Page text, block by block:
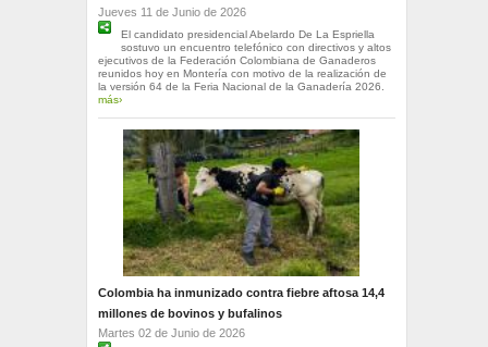
Jueves 11 de Junio de 2026
El candidato presidencial Abelardo De La Espriella
sostuvo un encuentro telefónico con directivos y altos
ejecutivos de la Federación Colombiana de Ganaderos
reunidos hoy en Montería con motivo de la realización de
la versión 64 de la Feria Nacional de la Ganadería 2026.
más›
Colombia ha inmunizado contra fiebre aftosa 14,4
millones de bovinos y bufalinos
Martes 02 de Junio de 2026